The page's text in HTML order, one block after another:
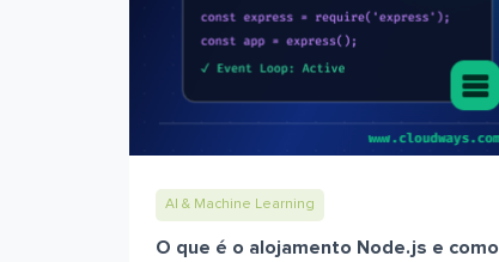
AI & Machine Learning
O que é o alojamento Node.js e como